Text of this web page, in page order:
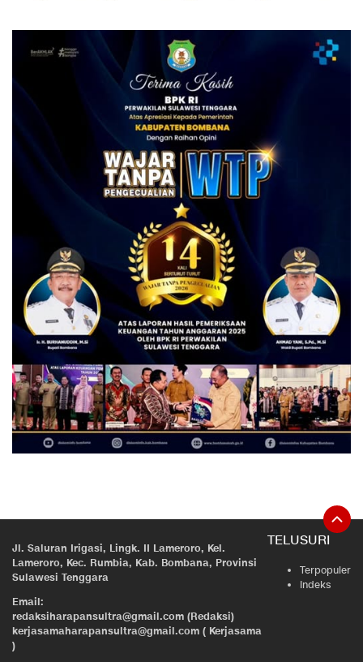
Jl. Saluran Irigasi, Lingk. II Lameroro, Kel.
Lameroro, Kec. Rumbia, Kab. Bombana, Provinsi
Sulawesi Tenggara
Email:
redaksiharapansultra@gmail.com (Redaksi)
kerjasamaharapansultra@gmail.com ( Kerjasama
)
TELUSURI
Terpopuler
Indeks